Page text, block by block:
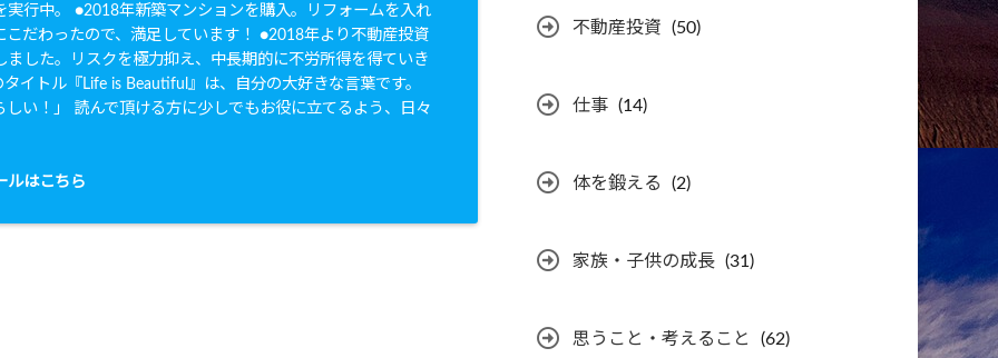
実行中。 ●2018年新築マンションを購入。リフォームを入れ
こだわったので、満足しています！ ●2018年より不動産投資
ました。リスクを極力抑え、中長期的に不労所得を得ていき
イトル『Life is Beautiful』は、自分の大好きな言葉です。
しい！」 読んで頂ける方に少しでもお役に立てるよう、日々
ルはこちら
不動産投資 (50)
仕事 (14)
体を鍛える (2)
家族・子供の成長 (31)
思うこと・考えること (62)